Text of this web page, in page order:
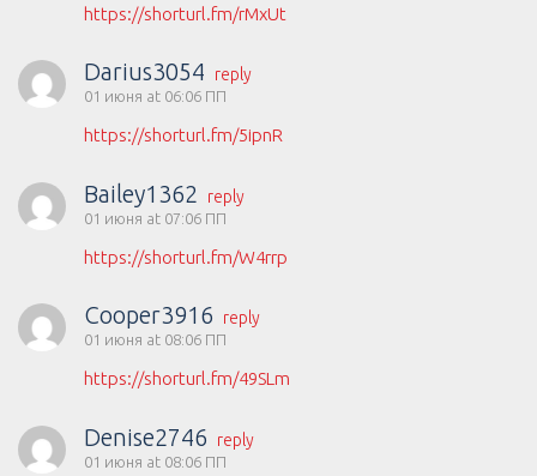
https://shorturl.fm/rMxUt
Darius3054 reply
01 июня at 06:06 ПП
https://shorturl.fm/5ipnR
Bailey1362 reply
01 июня at 07:06 ПП
https://shorturl.fm/W4rrp
Cooper3916 reply
01 июня at 08:06 ПП
https://shorturl.fm/49SLm
Denise2746 reply
01 июня at 08:06 ПП